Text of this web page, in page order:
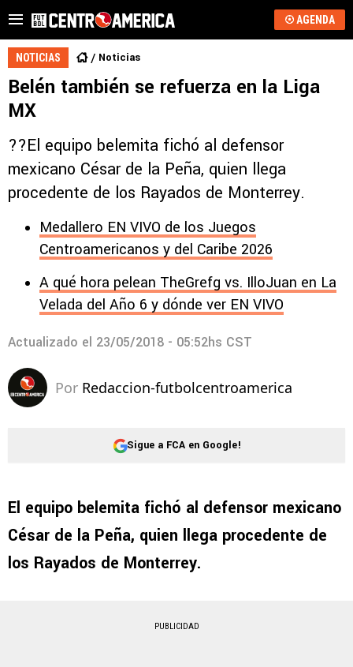
AGENDA
NOTICIAS Noticias
Belén también se refuerza en la Liga
MX
??El equipo belemita fichó al defensor
mexicano César de la Peña, quien llega
procedente de los Rayados de Monterrey.
Medallero EN VIVO de los Juegos
Centroamericanos y del Caribe 2026
A qué hora pelean TheGrefg vs. IlloJuan en La
Velada del Año 6 y dónde ver EN VIVO
Actualizado el 23/05/2018 - 05:52hs CST
Por Redaccion-futbolcentroamerica
Sigue a FCA en Google!
El equipo belemita fichó al defensor mexicano
César de la Peña, quien llega procedente de
los Rayados de Monterrey.
PUBLICIDAD